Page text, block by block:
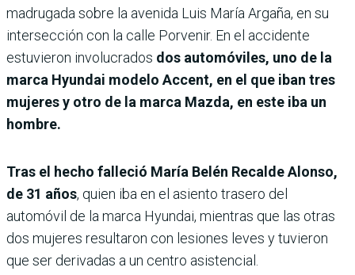
madrugada sobre la avenida Luis María Argaña, en su
intersección con la calle Porvenir. En el accidente
estuvieron involucrados dos automóviles, uno de la
marca Hyundai modelo Accent, en el que iban tres
mujeres y otro de la marca Mazda, en este iba un
hombre.
Tras el hecho falleció María Belén Recalde Alonso,
de 31 años, quien iba en el asiento trasero del
automóvil de la marca Hyundai, mientras que las otras
dos mujeres resultaron con lesiones leves y tuvieron
que ser derivadas a un centro asistencial.